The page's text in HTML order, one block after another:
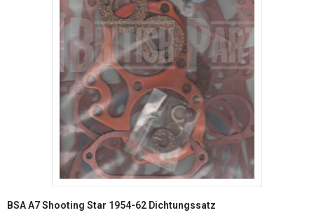
BSA A7 Shooting Star 1954-62 Dichtungssatz